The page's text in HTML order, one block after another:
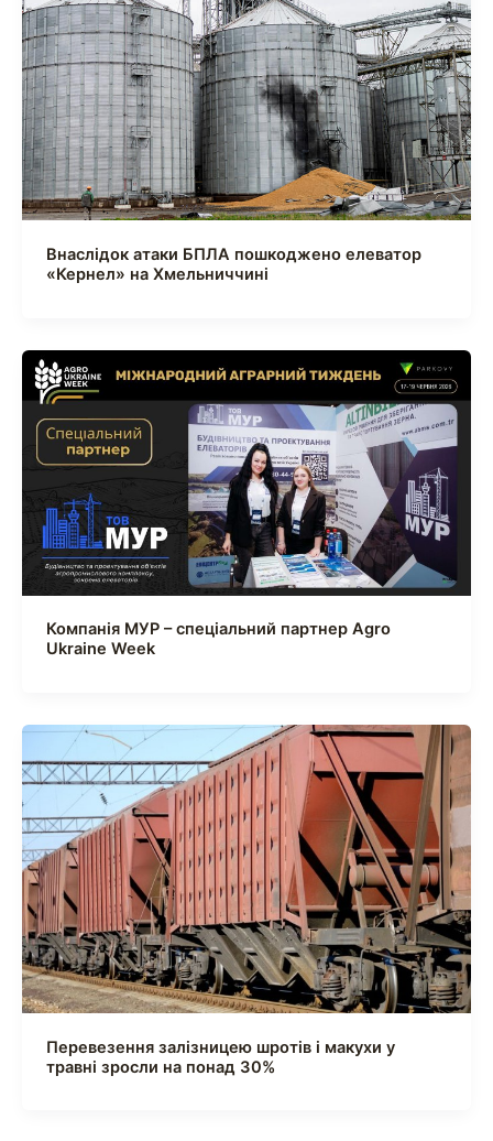
Внаслідок атаки БПЛА пошкоджено елеватор
«Кернел» на Хмельниччині
Компанія МУР – спеціальний партнер Agro
Ukraine Week
Перевезення залізницею шротів і макухи у
травні зросли на понад 30%